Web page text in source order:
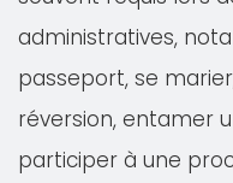
administratives,
passeport, se
réversion, entamer
participer à une